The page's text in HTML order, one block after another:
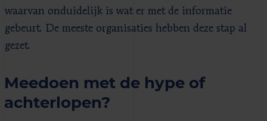
waarvan onduidelijk is wat er met de informatie
gebeurt. De meeste organisaties hebben deze stap al
gezet.
Meedoen met de hype of
achterlopen?